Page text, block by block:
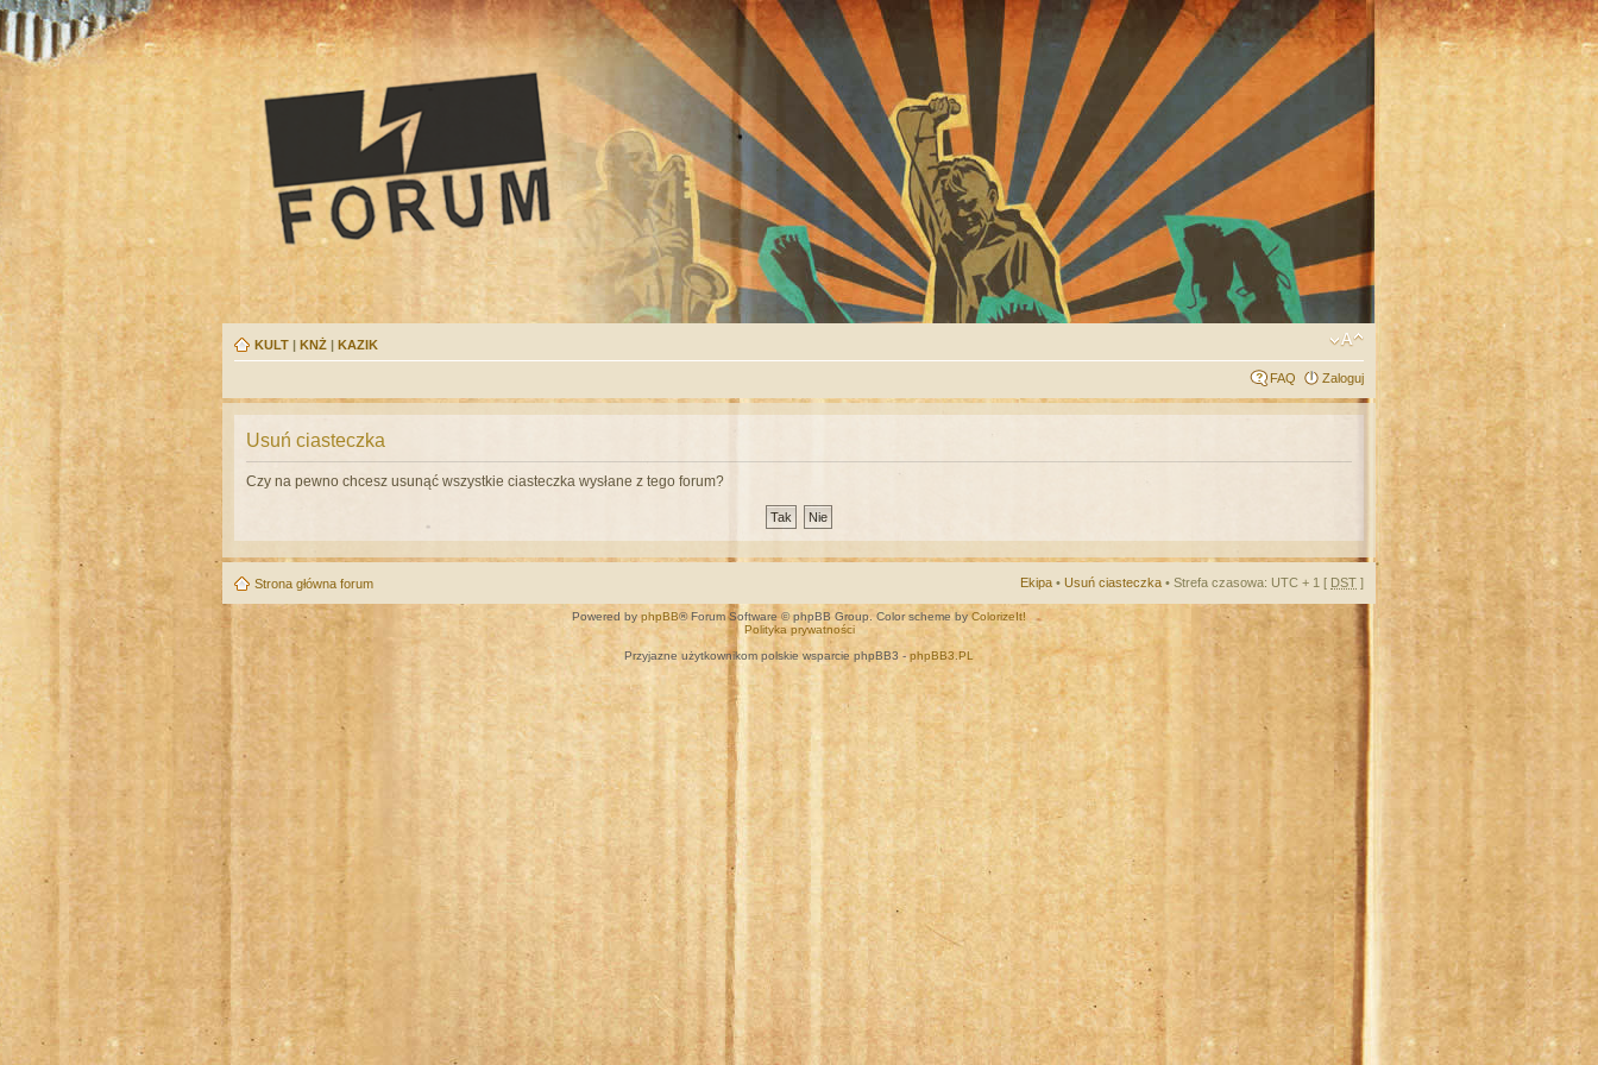
KULT | KNŻ | KAZIK
FAQ Zaloguj
Usuń ciasteczka
Czy na pewno chcesz usunąć wszystkie ciasteczka wysłane z tego forum?
Strona główna forum Ekipa • Usuń ciasteczka • Strefa czasowa: UTC + 1 [ DST ]
Powered by phpBB® Forum Software © phpBB Group. Color scheme byColorizeIt!
Polityka prywatności
Przyjazne użytkownikom polskie wsparcie phpBB3 -phpBB3.PL